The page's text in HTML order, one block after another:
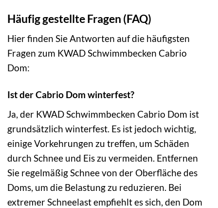
Häufig gestellte Fragen (FAQ)
Hier finden Sie Antworten auf die häufigsten
Fragen zum KWAD Schwimmbecken Cabrio
Dom:
Ist der Cabrio Dom winterfest?
Ja, der KWAD Schwimmbecken Cabrio Dom ist
grundsätzlich winterfest. Es ist jedoch wichtig,
einige Vorkehrungen zu treffen, um Schäden
durch Schnee und Eis zu vermeiden. Entfernen
Sie regelmäßig Schnee von der Oberfläche des
Doms, um die Belastung zu reduzieren. Bei
extremer Schneelast empfiehlt es sich, den Dom